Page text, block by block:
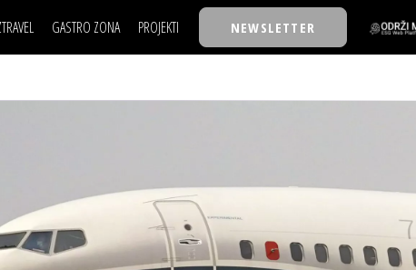
GASTRO ZONA PROJEKTI
BACK TO OFFICE/SCHOOL
BIZBENDOVI
BIZKOLEGIJUM
NEWSLETTER
NAJKOLEGA
30 ISPOD 30
BIZKOLEGIJUM
BMW BIZNIS LIGA
BIZLIFE WEEK